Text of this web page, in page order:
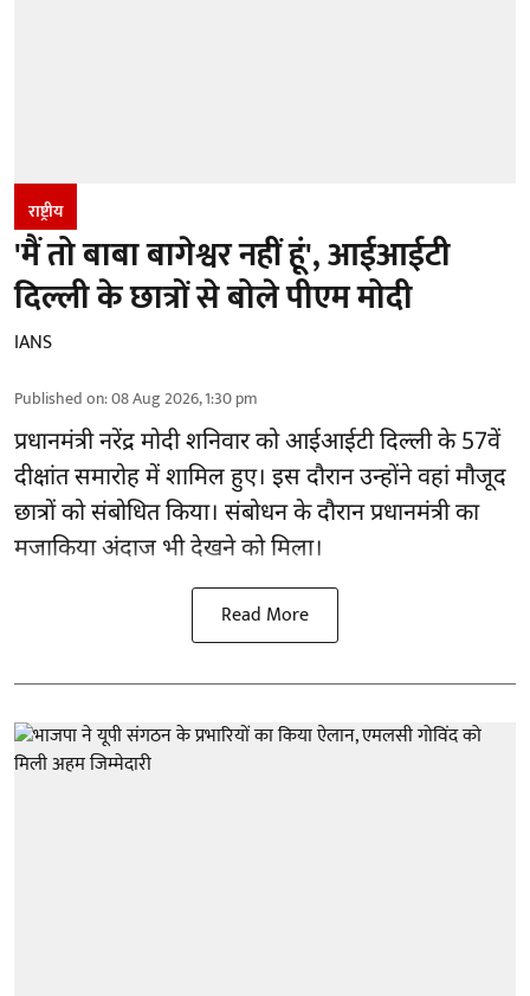
राष्ट्रीय
'मैं तो बाबा बागेश्वर नहीं हूं', आईआईटी
दिल्ली के छात्रों से बोले पीएम मोदी
IANS
Published on:08 Aug 2026, 1:30 pm
प्रधानमंत्री नरेंद्र मोदी शनिवार को आईआईटीदिल्लीके 57वें
दीक्षांत समारोह में शामिल हुए। इस दौरान उन्होंने वहां मौजूद
छात्रों को संबोधित किया। संबोधन के दौरान प्रधानमंत्री का
मजाकिया अंदाज भी देखने को मिला।
Read More